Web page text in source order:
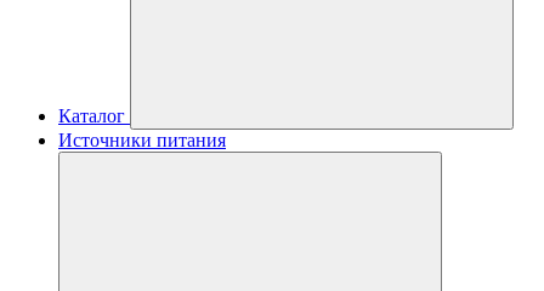
Каталог
Источники питания